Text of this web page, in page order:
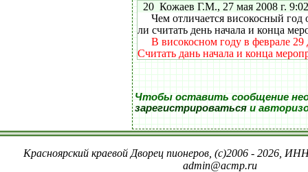
20 Кожаев Г.М., 27 мая 2008 г.
Чем отличается високосный год
ли считать день начала и конца
В високосном году в феврале
Считать дань начала и конца
Чтобы оставить сообщение
зарегистрироватьсяи
Красноярский краевой Дворец пионеров, (c)2006 - 2026,
admin@acmp.ru